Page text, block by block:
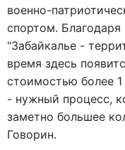
военно-
спортом. Благодаря
"Забайкалье -
время здесь
стоимостью более
- нужный процесс,
заметно большее
Говорин.